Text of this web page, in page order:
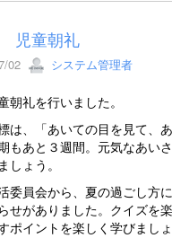
児童朝礼
02 システム管理者
朝礼を行いました。
は、「あいての目を見て、あ
もあと３週間。元気なあい
しょう。
委員会から、夏の過ごし方
せがありました。クイズを
ポイントを楽しく学びましょ